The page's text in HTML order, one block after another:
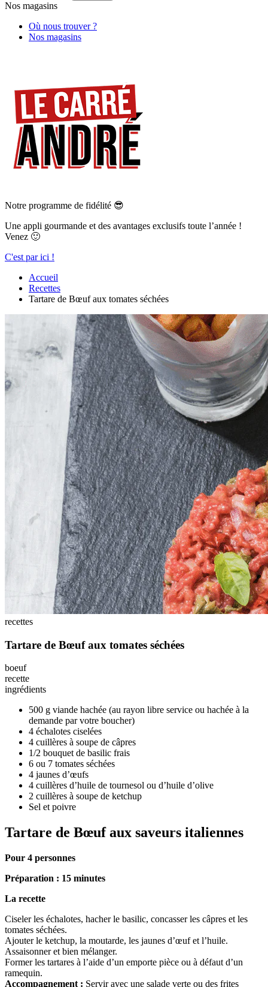
Nos magasins
Où nous trouver ?
Nos magasins
Notre programme de fidélité 😎
Une appli gourmande et des avantages exclusifs toute l’année !
Venez 🙂
C'est par ici !
Accueil
Recettes
Tartare de Bœuf aux tomates séchées
recettes
Tartare de Bœuf aux tomates séchées
boeuf
recette
ingrédients
500 g viande hachée (au rayon libre service ou hachée à la
demande par votre boucher)
4 échalotes ciselées
4 cuillères à soupe de câpres
1/2 bouquet de basilic frais
6 ou 7 tomates séchées
4 jaunes d’œufs
4 cuillères d’huile de tournesol ou d’huile d’olive
2 cuillères à soupe de ketchup
Sel et poivre
Tartare de Bœuf aux saveurs italiennes
Pour 4 personnes
Préparation : 15 minutes
La recette
Ciseler les échalotes, hacher le basilic, concasser les câpres et les
tomates séchées.
Ajouter le ketchup, la moutarde, les jaunes d’œuf et l’huile.
Assaisonner et bien mélanger.
Former les tartares à l’aide d’un emporte pièce ou à défaut d’un
ramequin.
Accompagnement : Servir avec une salade verte ou des frites